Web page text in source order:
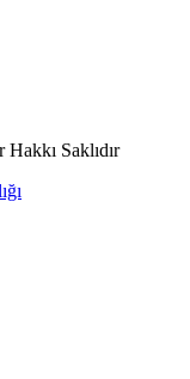
Hakkı Saklıdır